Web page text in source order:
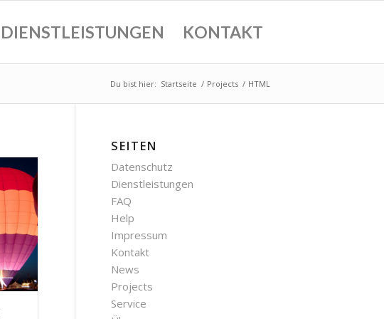
DIENSTLEISTUNGEN KONTAKT
Du bist hier: Startseite / Projects / HTML
SEITEN
Datenschutz
Dienstleistungen
FAQ
Help
Impressum
Kontakt
News
Projects
Service